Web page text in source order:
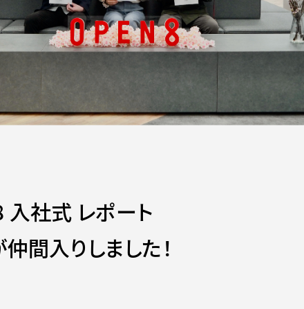
入社式 レポート
間入りしました！